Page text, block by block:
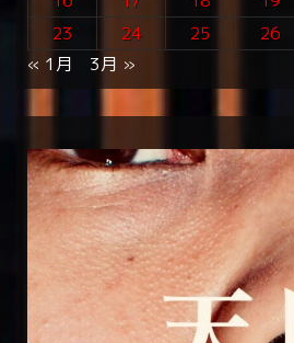
23
24 25 26
« 1月 3月 »